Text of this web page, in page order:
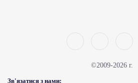
©2009-2026 г.
Зв'язатися з нами: